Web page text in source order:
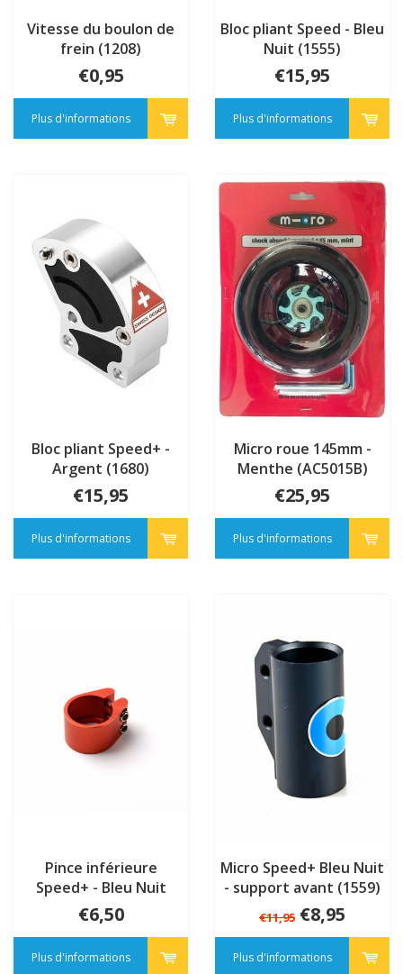
Vitesse du boulon de
frein (1208)
€0,95
Plus d'informations
Bloc pliant Speed - Bleu
Nuit (1555)
€15,95
Plus d'informations
Bloc pliant Speed+ -
Argent (1680)
€15,95
Plus d'informations
Micro roue 145mm -
Menthe (AC5015B)
€25,95
Plus d'informations
Pince inférieure
Speed+ - Bleu Nuit
(1558)
€6,50
Plus d'informations
Micro Speed+ Bleu Nuit
- support avant (1559)
€11,95 €8,95
Plus d'informations